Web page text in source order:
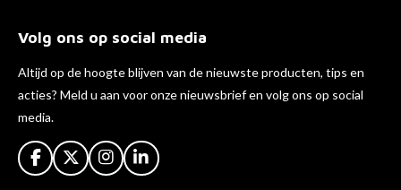
Volg ons op social media
Altijd op de hoogte blijven van de nieuwste producten, tips en
acties? Meld u aan voor onze nieuwsbrief en volg ons op social
media.
F
a
X
I
n
L
i